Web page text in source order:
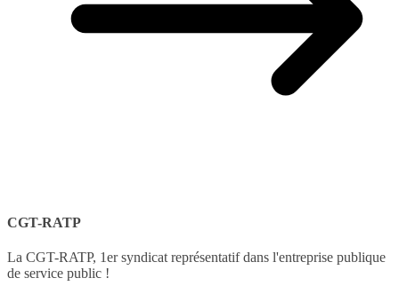
CGT-RATP
La CGT-RATP, 1er syndicat représentatif dans l'entreprise publique
de service public !